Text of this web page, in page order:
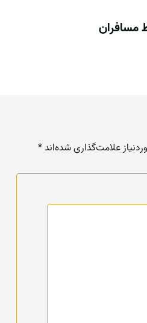
مسافران
علامت‌گذاری شده‌اند*